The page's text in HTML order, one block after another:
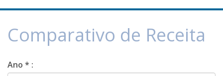
Comparativo de Receita
Ano * :